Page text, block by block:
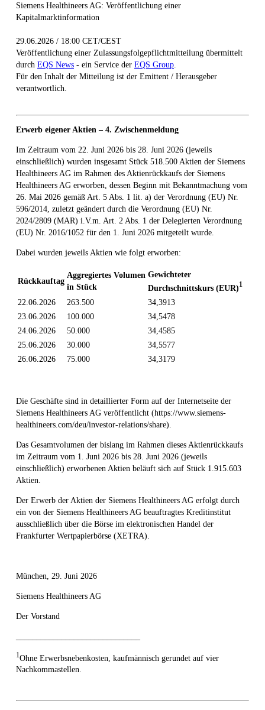
Siemens Healthineers AG: Veröffentlichung einer
Kapitalmarktinformation
29.06.2026 / 18:00 CET/CEST
Veröffentlichung einer Zulassungsfolgepflichtmitteilung übermittelt
durch EQS News - ein Service der EQS Group
Für den Inhalt der Mitteilung ist der Emittent / Herausgeber
verantwortlich.
Erwerb eigener Aktien – 4. Zwischenmeldung
Im Zeitraum vom 22. Juni 2026 bis 28. Juni 2026 (jeweils
einschließlich) wurden insgesamt Stück 518.500 Aktien der Siemens
Healthineers AG im Rahmen des Aktienrückkaufs der Siemens
Healthineers AG erworben, dessen Beginn mit Bekanntmachung vom
26. Mai 2026 gemäß Art. 5 Abs. 1 lit. a) der Verordnung (EU) Nr.
596/2014, zuletzt geändert durch die Verordnung (EU) Nr.
2024/2809 (MAR) i.V.m. Art. 2 Abs. 1 der Delegierten Verordnung
(EU) Nr. 2016/1052 für den 1. Juni 2026 mitgeteilt wurde.
Dabei wurden jeweils Aktien wie folgt erworben:
Rückkauftag
Aggregiertes Volumen
in Stück
Gewichteter
Durchschnittskurs (EUR)1
22.06.2026 263.500
34,3913
23.06.2026
100.000
34,5478
24.06.2026
50.000
34,4585
25.06.2026
30.000
34,5577
26.06.2026
75.000 34,3179
Die Geschäfte sind in detaillierter Form auf der Internetseite der
Siemens Healthineers AG veröffentlicht (https://www.siemens-
healthineers.com/deu/investor-relations/share).
Das Gesamtvolumen der bislang im Rahmen dieses Aktienrückkaufs
im Zeitraum vom 1. Juni 2026 bis 28. Juni 2026 (jeweils
einschließlich) erworbenen Aktien beläuft sich auf Stück 1.915.603
Aktien.
Der Erwerb der Aktien der Siemens Healthineers AG erfolgt durch
ein von der Siemens Healthineers AG beauftragtes Kreditinstitut
ausschließlich über die Börse im elektronischen Handel der
Frankfurter Wertpapierbörse (XETRA).
München, 29. Juni 2026
Siemens Healthineers AG
Der Vorstand
1Ohne Erwerbsnebenkosten, kaufmännisch gerundet auf vier
Nachkommastellen.